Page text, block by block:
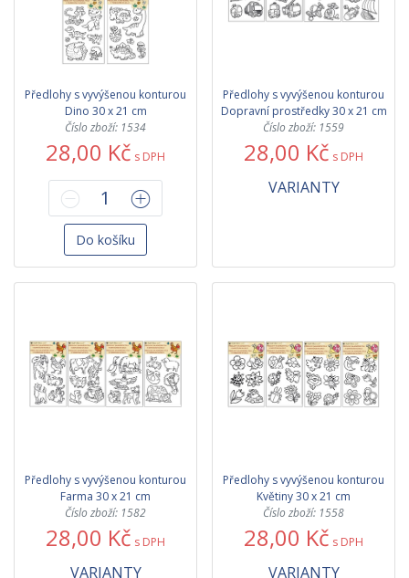
Předlohy s vyvýšenou konturou
Dino 30 x 21 cm
Číslo zboží: 1534
28,00 Kč s DPH
Do košíku
Předlohy s vyvýšenou konturou
Dopravní prostředky 30 x 21 cm
Číslo zboží: 1559
28,00 Kč s DPH
VARIANTY
Předlohy s vyvýšenou konturou
Farma 30 x 21 cm
Číslo zboží: 1582
28,00 Kč s DPH
VARIANTY
Předlohy s vyvýšenou konturou
Květiny 30 x 21 cm
Číslo zboží: 1558
28,00 Kč s DPH
VARIANTY